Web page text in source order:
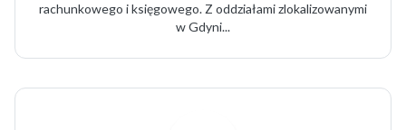
rachunkowego i księgowego. Z oddziałami zlokalizowanymi
w Gdyni...